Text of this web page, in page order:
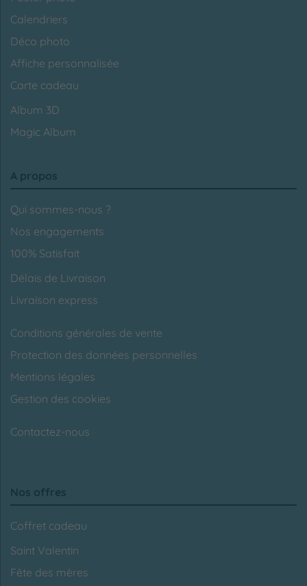
Calendriers
Déco photo
Affiche personnalisée
Carte cadeau
Album 3D
Magic Album
A propos
Qui sommes-nous ?
Nos engagements
100% Satisfait
Délais de Livraison
Livraison express
Conditions générales de vente
Protection des données personnelles
Mentions légales
Gestion des cookies
Contactez-nous
Nos offres
Coffret cadeau
Saint Valentin
Fête des mères